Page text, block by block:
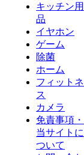
キッチン用
品
イヤホン
ゲーム
除菌
ホーム
フィットネ
ス
カメラ
免責事項・
当サイトに
ついて